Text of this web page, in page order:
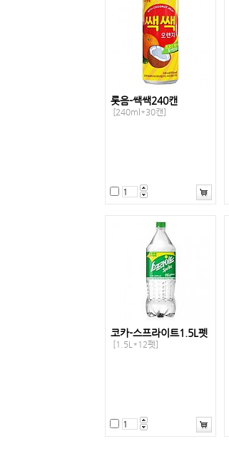
롯음-쌕쌕240캔
[240ml*30캔]
코카-스프라이트1.5L펫
[1.5L*12펫]